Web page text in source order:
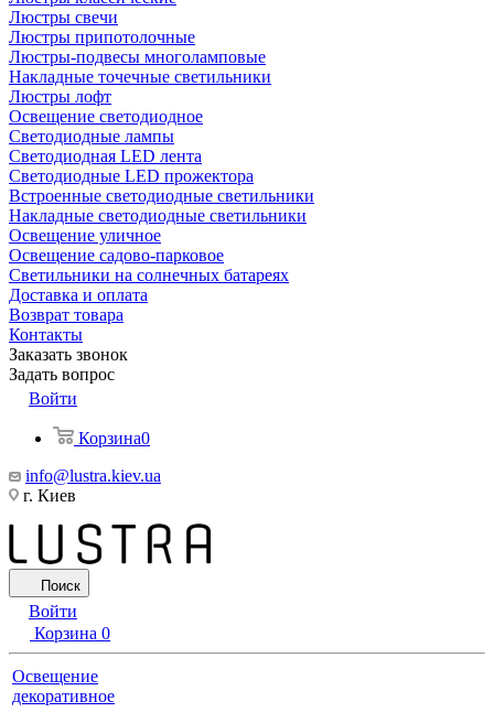
Люстры свечи
Люстры припотолочные
Люстры-подвесы многоламповые
Накладные точечные светильники
Люстры лофт
Освещение светодиодное
Светодиодные лампы
Светодиодная LED лента
Светодиодные LED прожектора
Встроенные светодиодные светильники
Накладные светодиодные светильники
Освещение уличное
Освещение садово-парковое
Светильники на солнечных батареях
Доставка и оплата
Возврат товара
Контакты
Заказать звонок
Задать вопрос
Войти
Корзина0
info@lustra.kiev.ua
г. Киев
Поиск
Войти
Корзина 0
Освещение
декоративное